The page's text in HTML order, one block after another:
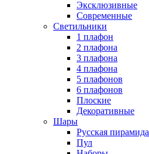
Эксклюзивные
Современные
Светильники
1 плафон
2 плафона
3 плафона
4 плафона
5 плафонов
6 плафонов
Плоские
Декоративные
Шары
Русская пирамида
Пул